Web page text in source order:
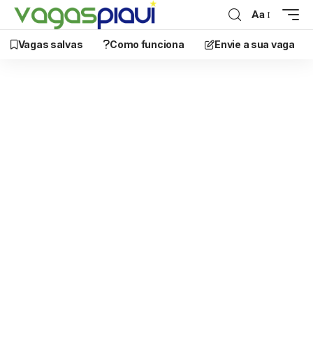
Aa
Vagas salvas Como funciona Envie a sua vaga